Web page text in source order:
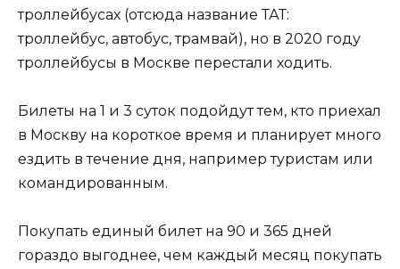
троллейбусах (отсюда название ТАТ:
троллейбус, автобус, трамвай), но в 2020 году
троллейбусы в Москве перестали ходить.
Билеты на 1 и 3 суток подойдут тем, кто приехал
в Москву на короткое время и планирует много
ездить в течение дня, например туристам или
командированным.
Покупать единый билет на 90 и 365 дней
гораздо выгоднее, чем каждый месяц покупать